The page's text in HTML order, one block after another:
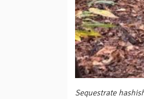
Sequestrate